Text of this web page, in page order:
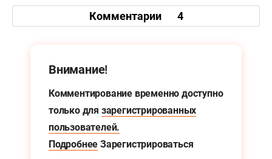
Комментарии 4
Внимание!
Комментирование временно доступно
только для зарегистрированных
пользователей.
Подробнее Зарегистрироваться